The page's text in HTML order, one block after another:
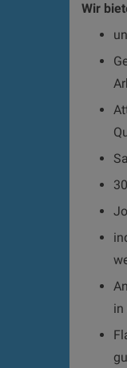
Wir
in